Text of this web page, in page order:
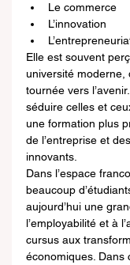
Le commerce
L’innovation
Elle est souvent
université moderne,
tournée vers
séduire celles et
une formation plus
de l’entreprise et
innovants.
Dans l’espace
beaucoup
aujourd’hui une
l’employabilité et à
cursus aux
économiques. Dans